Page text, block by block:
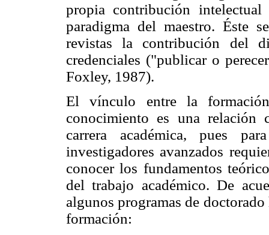
propia contribución
paradigma del maestro. Éste
revistas la contribución del
credenciales ("publicar o
Foxley, 1987).
El vínculo entre la
conocimiento es una relación
carrera académica, pues
investigadores avanzados
conocer los fundamentos
del trabajo académico. De
algunos programas de
formación: